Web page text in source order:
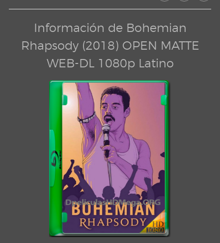
Información de Bohemian
Rhapsody (2018) OPEN MATTE
WEB-DL 1080p Latino